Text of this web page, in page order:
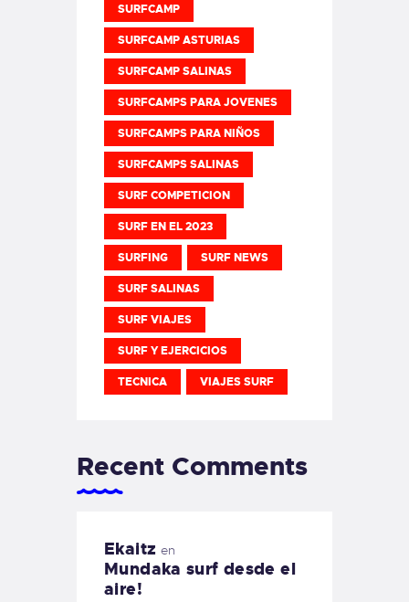
SURFCAMP
SURFCAMP ASTURIAS
SURFCAMP SALINAS
SURFCAMPS PARA JOVENES
SURFCAMPS PARA NIÑOS
SURFCAMPS SALINAS
SURF COMPETICION
SURF EN EL 2023
SURFING SURF NEWS
SURF SALINAS
SURF VIAJES
SURF Y EJERCICIOS
TECNICA VIAJES SURF
Recent Comments
Ekaitz en
Mundaka surf desde el
aire!